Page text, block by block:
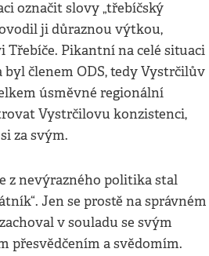
označit slovy „třebíčský
ji důraznou výtkou,
Třebíče. Pikantní na celé situaci
byl členem ODS, tedy Vystrčilův
úsměvné regionální
Vystrčilovu konzistenci,
za svým.
z nevýrazného politika stal
Jen se prostě na správném
v souladu se svým
přesvědčením a svědomím.